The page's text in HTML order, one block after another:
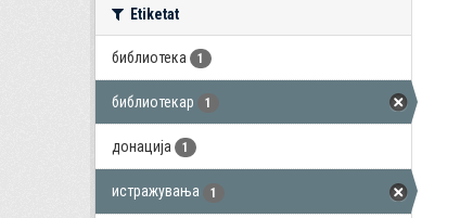
Etiketat
библиотека 1
библиотекар 1
донација 1
истражувања 1